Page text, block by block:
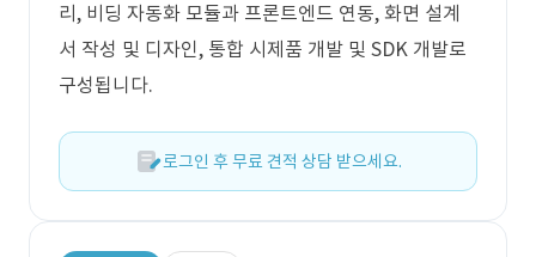
리, 비딩 자동화 모듈과 프론트엔드 연동, 화면 설계
서 작성 및 디자인, 통합 시제품 개발 및 SDK 개발로
구성됩니다.
로그인 후 무료 견적 상담 받으세요.